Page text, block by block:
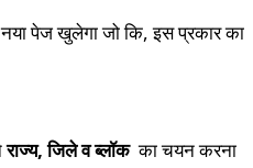
पेज खुलेगा जो कि, इस प्रकार का
राज्य,जिले व ब्लॉक का चयन करना